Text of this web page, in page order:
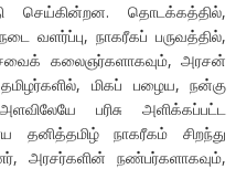
செய்கின்றன. தொடக்கத்தில்,
வளர்ப்பு, நாகரீகப் பருவத்தில்,
கலைஞர்களாகவும், அரசன்
மிகப் பழைய, நன்கு
பரிசு அளிக்கப்பட்ட
நாகரீகம் சிறந்து
அரசர்களின் நண்பர்களாகவும்,